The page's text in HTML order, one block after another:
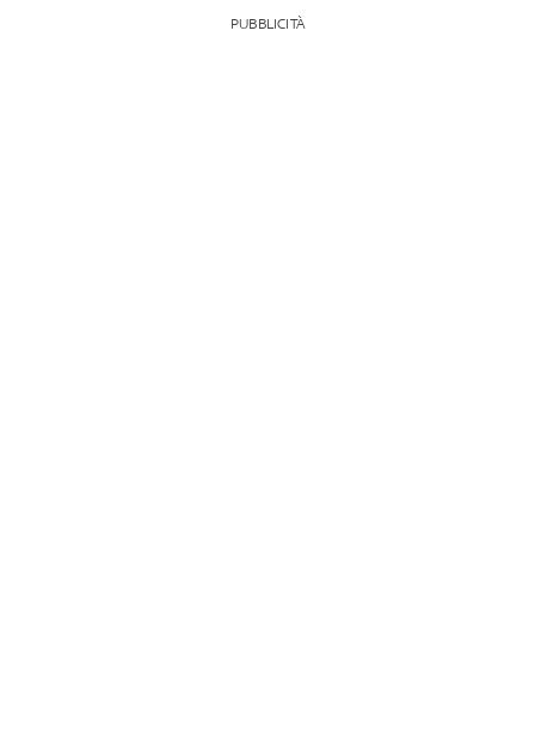
PUBBLICITÀ